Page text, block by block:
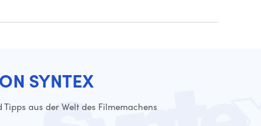
SYNTEX
Tipps aus der Welt des Filmemachens